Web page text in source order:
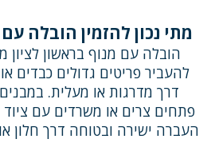
מתי נכון להזמין הובלה
הובלה עם מנוף בראשון לציון
להעביר פריטים גדולים כבדים
דרך מדרגות או מעלית.
פתחים צרים או משרדים עם
העברה ישירה ובטוחה דרך חלון